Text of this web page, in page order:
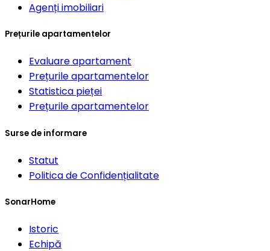
Agenți imobiliari
Prețurile apartamentelor
Evaluare apartament
Prețurile apartamentelor
Statistica pieței
Prețurile apartamentelor
Surse de informare
Statut
Politica de Confidențialitate
SonarHome
Istoric
Echipă